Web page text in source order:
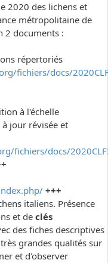
2020 des lichens et
métropolitaine de
2 documents :
répertoriés
fichiers/docs/
à l'échelle
jour révisée et
fichiers/docs/
+++
italiens. Présence
et de clés
des fiches descriptives
grandes qualités sur
et d'observer